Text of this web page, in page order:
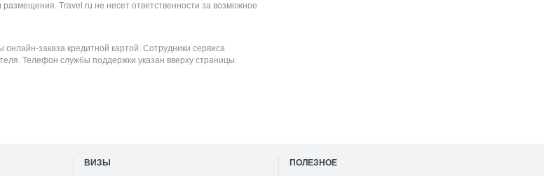
Travel.ru не несет ответственности за возможное
заказа кредитной картой. Сотрудники сервиса
Телефон службы поддержки указан вверху страницы.
ВИЗЫ ПОЛЕЗНОЕ